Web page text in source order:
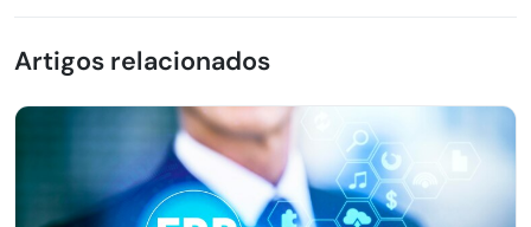
Artigos relacionados